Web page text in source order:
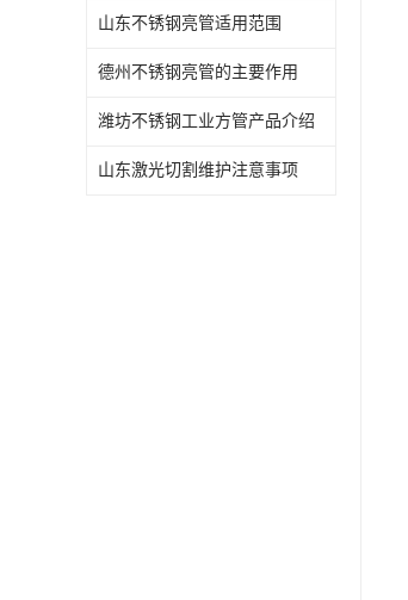
山东不锈钢亮管适用范围
德州不锈钢亮管的主要作用
潍坊不锈钢工业方管产品介绍
山东激光切割维护注意事项